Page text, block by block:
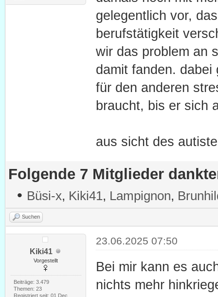
gelegentlich vor,
berufstätigkeit
wir das problem an
damit fanden.
für den anderen
braucht, bis er sich
aus sicht des
Folgende 7 Mitglieder
• Büsi-x, Kiki41, Lampignon,
Suchen
Kiki41
Vorgestellt
Beiträge: 3.479
Themen: 23
Registriert seit: 01 Dec
23.06.2025 07:50
Bei mir kann es
nichts mehr